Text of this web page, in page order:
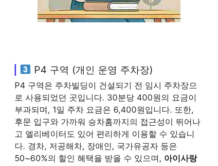
P4 구역 (개인 운영 주차장)
P4 구역은 주차빌딩이 건설되기 전 임시 주차장으
로 사용되었던 곳입니다. 30분당 400원의 요금이
부과되며, 1일 주차 요금은 6,400원입니다. 또한,
후문 입구와 가까워 승차홈까지의 접근성이 뛰어나
고 엘리베이터도 있어 편리하게 이용할 수 있습니
다. 경차, 저공해차, 장애인, 국가유공자 등은
50~60%의 할인 혜택을 받을 수 있으며, 아이사랑